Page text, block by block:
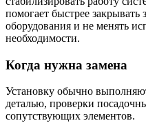
помогает быстрее
оборудования и не менять
необходимости.
Когда нужна замена
Установку обычно
деталью, проверки
сопутствующих элементов.